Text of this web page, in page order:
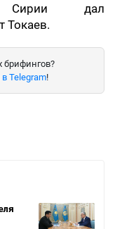
Сирии дал
Токаев.
брифингов?
Telegram!